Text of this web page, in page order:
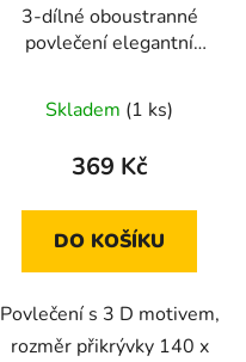
3-dílné oboustranné
povlečení elegantní
Skladem (1 ks)
369 Kč
DO KOŠÍKU
Povlečení s 3 D motivem,
rozměr přikrývky 140 x